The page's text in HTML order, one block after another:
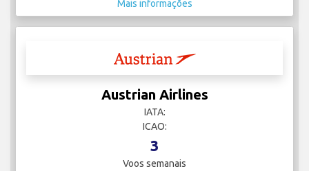
Mais informações
Austrian Airlines
IATA:
ICAO:
3
Voos semanais